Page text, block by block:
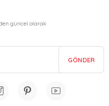
güncel olarak
GÖNDER